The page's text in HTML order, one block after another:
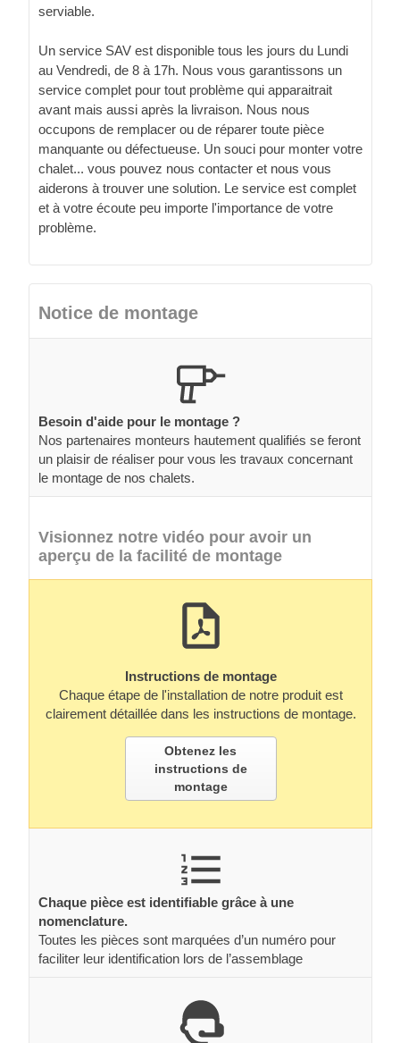
serviable.
Un service SAV est disponible tous les jours du Lundi
au Vendredi, de 8 à 17h. Nous vous garantissons un
service complet pour tout problème qui apparaitrait
avant mais aussi après la livraison. Nous nous
occupons de remplacer ou de réparer toute pièce
manquante ou défectueuse. Un souci pour monter votre
chalet... vous pouvez nous contacter et nous vous
aiderons à trouver une solution. Le service est complet
et à votre écoute peu importe l'importance de votre
problème.
Notice de montage
Besoin d'aide pour le montage ?
Nos partenaires monteurs hautement qualifiés se feront
un plaisir de réaliser pour vous les travaux concernant
le montage de nos chalets.
Visionnez notre vidéo pour avoir un
aperçu de la facilité de montage
Instructions de montage
Chaque étape de l'installation de notre produit est
clairement détaillée dans les instructions de montage.
Obtenez les
instructions de
montage
Chaque pièce est identifiable grâce à une
nomenclature.
Toutes les pièces sont marquées d’un numéro pour
faciliter leur identification lors de l’assemblage